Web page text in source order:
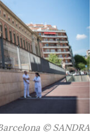
© SANDRA